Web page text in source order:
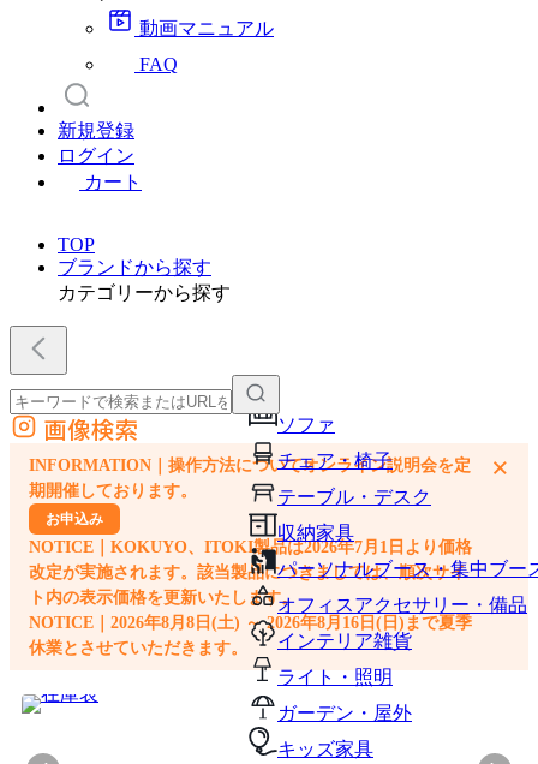
動画マニュアル
FAQ
新規登録
ログイン
カート
TOP
ブランドから探す
カテゴリーから探す
ソファ
チェア・椅子
テーブル・デスク
収納家具
パーソナルブース・集中ブー
オフィスアクセサリー・備品
インテリア雑貨
ライト・照明
ガーデン・屋外
キッズ家具
外部サイトの商品をカートに追加
他のサイトで見つけた商品ページのURLを貼り付けて、カートに追加できます
画像検索
INFORMATION｜操作方法についてオンライン説明会を定
期開催しております。
お申込み
NOTICE｜KOKUYO、ITOKI製品は2026年7月1日より価格
改定が実施されます。該当製品につきましては、順次サイ
ト内の表示価格を更新いたします。
NOTICE｜2026年8月8日(土) ～ 2026年8月16日(日)まで夏季
休業とさせていただきます。
×